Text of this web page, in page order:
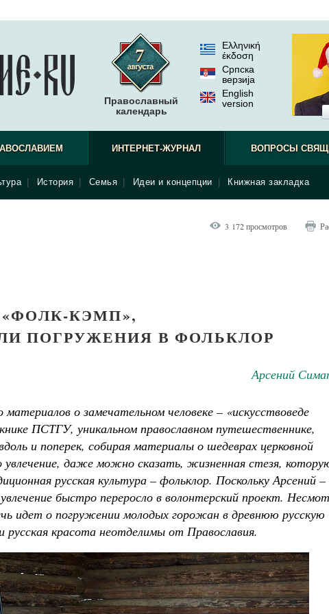
Православный
календарь
Ελληνική
έκδοση
Српска
верзиjа
English
version
ИНТЕРНЕТ-ЖУРНАЛ
История Семья Идеи и концепции Книжная закладка
ВОПРОСЫ
3 172 просмотров
«ФОЛК-КЭМП»,
ПОГРУЖЕНИЯ В ФОЛЬКЛОР
Арсений
о замечательном человеке – «искусствоведе
ПСТГУ, уникальном православном путешественнике,
и поперек, собирая материалы о шедеврах церковной
даже можно сказать, жизненная стезя,
русская культура – фольклор. Поскольку Арсений –
быстро переросло в волонтерский проект.
идет о погружении молодых горожан в древнюю русскую
русская красота неотделимы от Православия.
Детский Апостол
Татьяна Никольская Детский Тропарион
Мария Минаева